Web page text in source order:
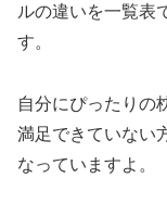
ルの違いを一覧表
す。
自分にぴったりの
満足できていない
なっていますよ。